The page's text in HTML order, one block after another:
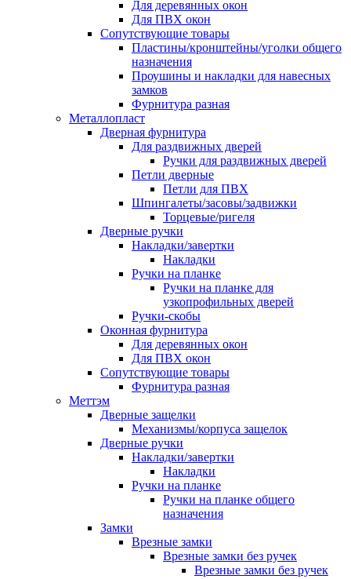
Для деревянных окон
Для ПВХ окон
Сопутствующие товары
Пластины/кронштейны/уголки общего
назначения
Проушины и накладки для навесных
замков
Фурнитура разная
Металлопласт
Дверная фурнитура
Для раздвижных дверей
Ручки для раздвижных дверей
Петли дверные
Петли для ПВХ
Шпингалеты/засовы/задвижки
Торцевые/ригеля
Дверные ручки
Накладки/завертки
Накладки
Ручки на планке
Ручки на планке для
узкопрофильных дверей
Ручки-скобы
Оконная фурнитура
Для деревянных окон
Для ПВХ окон
Сопутствующие товары
Фурнитура разная
Меттэм
Дверные защелки
Механизмы/корпуса защелок
Дверные ручки
Накладки/завертки
Накладки
Ручки на планке
Ручки на планке общего
назначения
Замки
Врезные замки
Врезные замки без ручек
Врезные замки без ручек